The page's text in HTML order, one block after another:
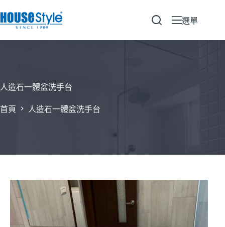
至
要
選單
人造石一體盆洗手台
首頁 人造石一體盆洗手台